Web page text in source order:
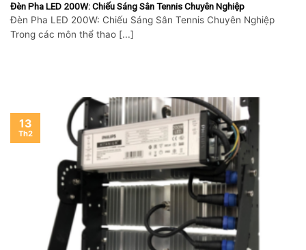
Đèn Pha LED 200W: Chiếu Sáng Sân Tennis Chuyên Nghiệp
Đèn Pha LED 200W: Chiếu Sáng Sân Tennis Chuyên Nghiệp
Trong các môn thể thao [...]
13
Th2